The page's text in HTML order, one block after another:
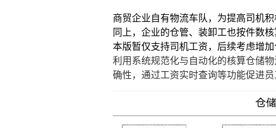
商贸企业自有物流车队，为提高司机
同上，企业的仓管、装卸工也按件数核
本版暂仅支持司机工资，后续考虑增加
利用系统规范化与自动化的核算仓储
确性，通过工资实时查询等功能促进员